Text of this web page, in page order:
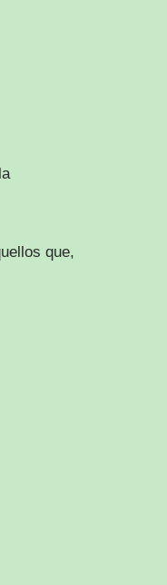
que,